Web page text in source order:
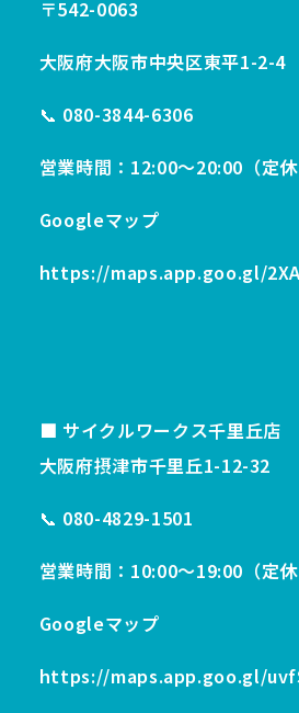
〒542-0063
大阪府大阪市中央区東平1-2-4
📞 080-3844-6306
営業時間：12:00〜20:00（定休
Googleマップ
https://maps.app.goo.gl/
■ サイクルワークス千里丘店
大阪府摂津市千里丘1-12-32
📞 080-4829-1501
営業時間：10:00〜19:00（定休
Googleマップ
https://maps.app.goo.gl/